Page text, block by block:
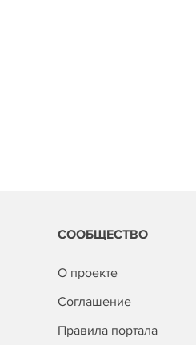
СООБЩЕСТВО
О проекте
Соглашение
Правила портала